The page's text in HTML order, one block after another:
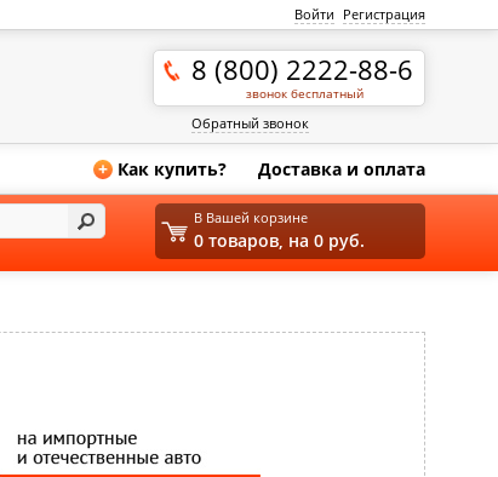
Войти Регистрация
8 (800) 2222-88-6
звонок бесплатный
Обратный звонок
+ Как купить? Доставка и оплата
В Вашей корзине
0 товаров, на 0 руб.